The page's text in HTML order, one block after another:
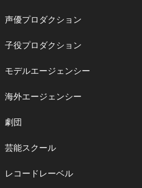
声優プロダクション
子役プロダクション
モデルエージェンシー
海外エージェンシー
劇団
芸能スクール
レコードレーベル